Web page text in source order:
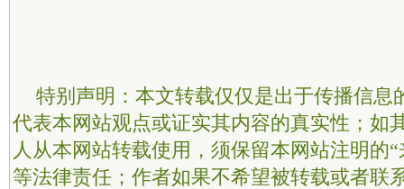
特别声明：本文转载仅仅是出于传播信息
代表本网站观点或证实其内容的真实性；如
人从本网站转载使用，须保留本网站注明的
等法律责任；作者如果不希望被转载或者联